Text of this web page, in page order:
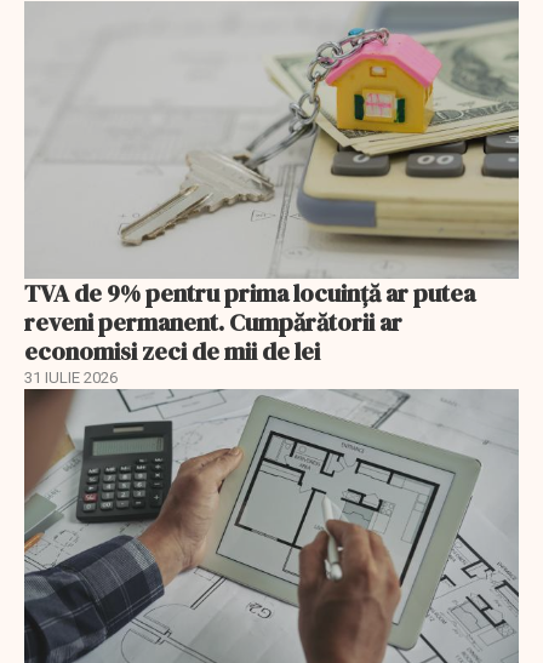
TVA de 9% pentru prima locuință ar putea
reveni permanent. Cumpărătorii ar
economisi zeci de mii de lei
31 IULIE 2026